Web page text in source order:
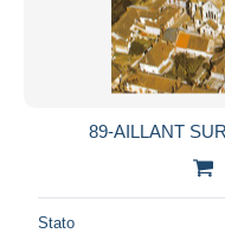
89-AILLANT
Stato